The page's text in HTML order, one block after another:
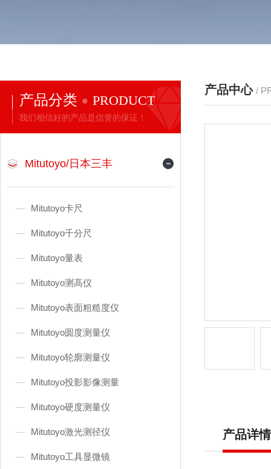
产品分类 PRODUCT
我们相信好的产品是信誉的保证！
Mitutoyo/日本三丰
Mitutoyo卡尺
Mitutoyo千分尺
Mitutoyo量表
Mitutoyo测高仪
Mitutoyo表面粗糙度仪
Mitutoyo圆度测量仪
Mitutoyo轮廓测量仪
Mitutoyo投影影像测量
Mitutoyo硬度测量仪
Mitutoyo激光测径仪
Mitutoyo工具显微镜
产品中心 /
产品详情